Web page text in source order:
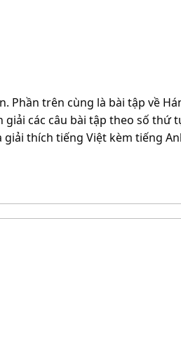
Phần trên cùng là bài tập về
các câu bài tập theo số thứ
thích tiếng Việt kèm tiếng